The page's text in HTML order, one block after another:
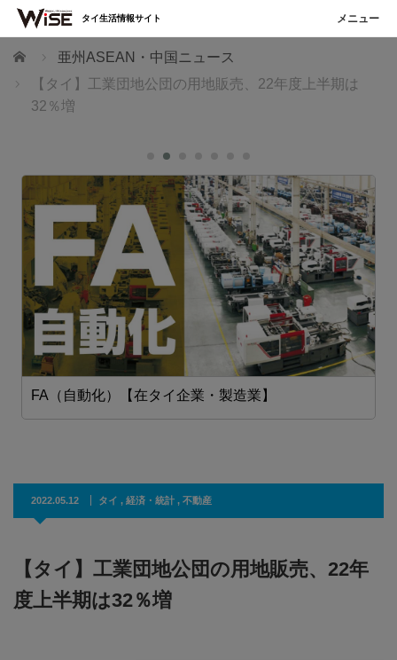
ホーム
亜州ASEAN・中国ニュース
【タイ】工業団地公団の用地販売、22年度上半期は
32％増
FA（自動化）【在タイ企業・製造業】
2022.05.12 タイ , 経済・統計 , 不動産
【タイ】工業団地公団の用地販売、22年
度上半期は32％増
タイ生活情報サイト